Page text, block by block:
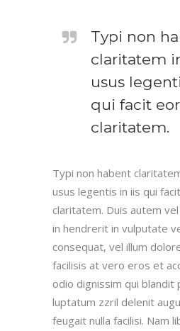
Typi non
claritatem
usus
qui facit
claritatem.
Typi non habent
usus legentis in iis qui
claritatem. Duis autem
in hendrerit in vulputate
consequat, vel illum
facilisis at vero eros et
odio dignissim qui blandit
luptatum zzril delenit
feugait nulla facilisi. Nam